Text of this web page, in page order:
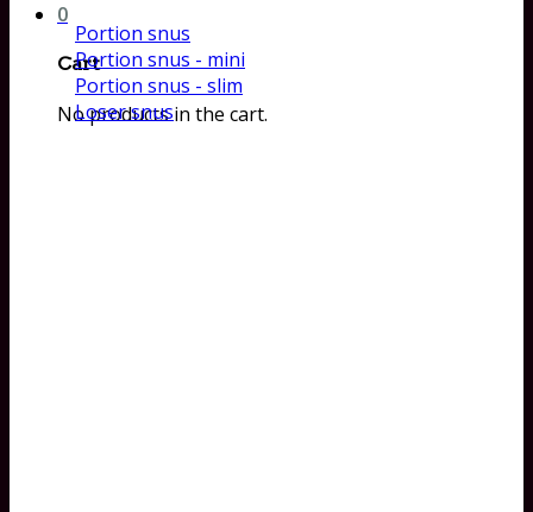
0
Cart
No products in the cart.
Portion snus
Portion snus - mini
Portion snus - slim
Loser snus